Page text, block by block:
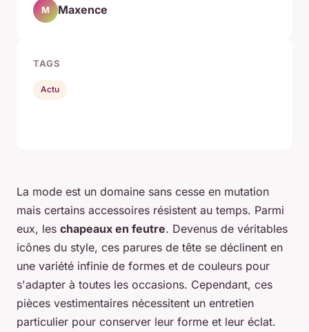
La mode est un domaine sans cesse en mutation
mais certains accessoires résistent au temps. Parmi
eux, les chapeaux en feutre. Devenus de véritables
icônes du style, ces parures de tête se déclinent en
une variété infinie de formes et de couleurs pour
s'adapter à toutes les occasions. Cependant, ces
pièces vestimentaires nécessitent un entretien
particulier pour conserver leur forme et leur éclat.
M Maxence
TAGS
Actu